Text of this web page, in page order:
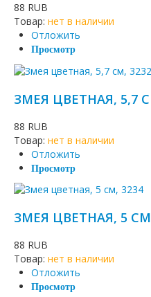
88 RUB
Товар: нет в наличии
Отложить
Просмотр
ЗМЕЯ ЦВЕТНАЯ, 5,7
88 RUB
Товар: нет в наличии
Отложить
Просмотр
ЗМЕЯ ЦВЕТНАЯ, 5
88 RUB
Товар: нет в наличии
Отложить
Просмотр